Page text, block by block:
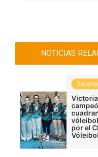
NOTICIAS
por el
Vóleibol